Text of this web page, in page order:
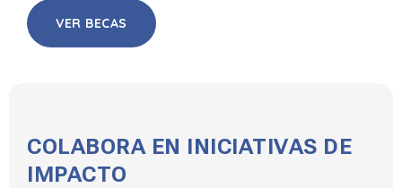
VER BECAS
COLABORA EN INICIATIVAS DE
IMPACTO